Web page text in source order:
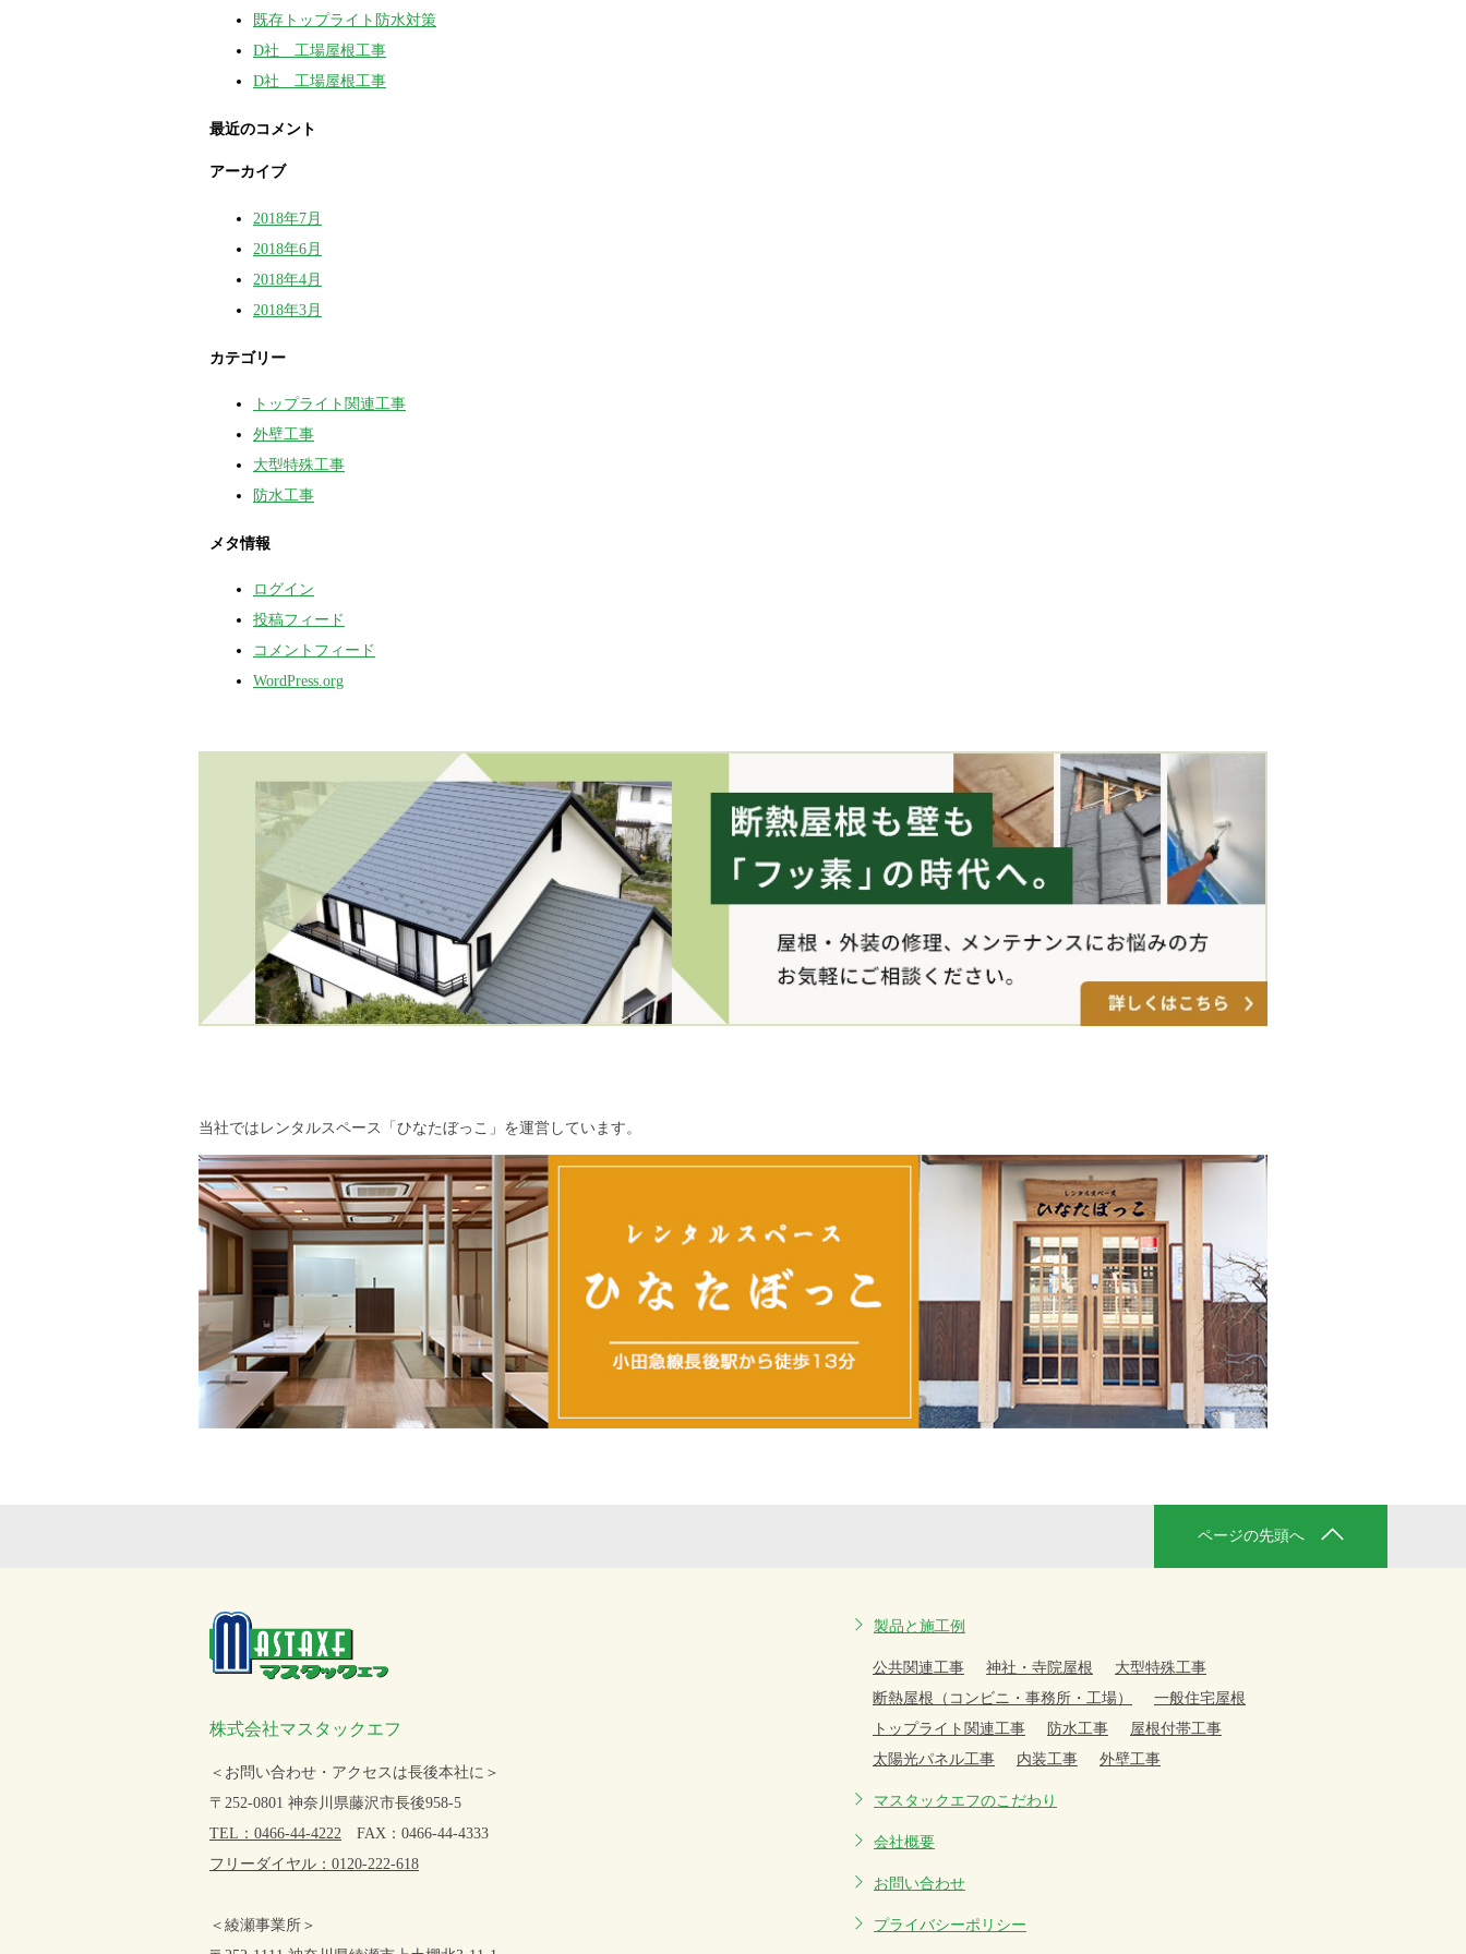
既存トップライト防水対策
D社 工場屋根工事
D社 工場屋根工事
最近のコメント
アーカイブ
2018年7月
2018年6月
2018年4月
2018年3月
カテゴリー
トップライト関連工事
外壁工事
大型特殊工事
防水工事
メタ情報
ログイン
投稿フィード
コメントフィード
WordPress.org
当社ではレンタルスペース「ひなたぼっこ」を運営しています。
ページの先頭へ
株式会社マスタックエフ
＜お問い合わせ・アクセスは長後本社に＞
〒252-0801 神奈川県藤沢市長後958-5
TEL：0466-44-4222 FAX：0466-44-4333
フリーダイヤル：0120-222-618
＜綾瀬事業所＞
製品と施工例
公共関連工事 神社・寺院屋根
大型特殊工事
断熱屋根（コンビニ・事務所・工場）
一般住宅屋根
トップライト関連工事
防水工事
屋根付帯工事
太陽光パネル工事
内装工事 外壁工事
マスタックエフのこだわり
会社概要
お問い合わせ
プライバシーポリシー